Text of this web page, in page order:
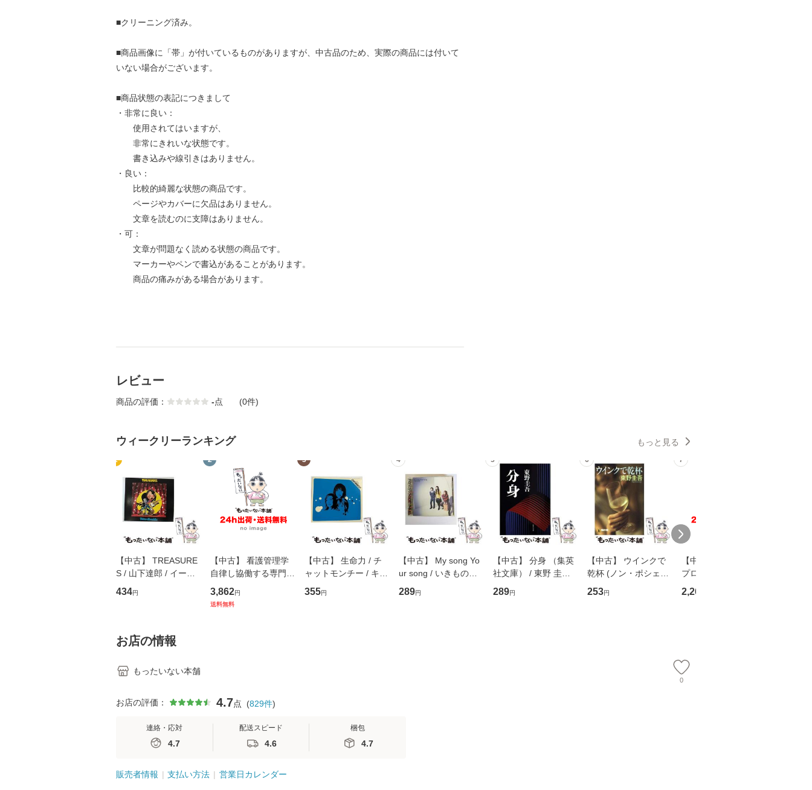
■クリーニング済み。
■商品画像に「帯」が付いているものがありますが、中古品のため、実際の商品には付いて
いない場合がございます。
■商品状態の表記につきまして
・非常に良い：
使用されてはいますが、
非常にきれいな状態です。
書き込みや線引きはありません。
・良い：
比較的綺麗な状態の商品です。
ページやカバーに欠品はありません。
文章を読むのに支障はありません。
・可：
文章が問題なく読める状態の商品です。
マーカーやペンで書込があることがあります。
商品の痛みがある場合があります。
レビュー
商品の評価： -点 (0件)
ウィークリーランキング もっと見る
1
【中古】 TREASURE
S / 山下達郎 / イース
トウエスト・ジャパン
[CD]【メール便送料無
434円
2
【中古】 看護管理学
自律し協働する専門職
の看護マネジメントス
キル 改訂第3版 (看護
3,862円
送料無料
3
【中古】 生命力 / チ
ャットモンチー / キュ
ーンレコード [CD]
【メール便送料無料】
355円
4
【中古】 My song Yo
ur song / いきものが
かり / [CD]【メール便
送料無料】
289円
5
【中古】 分身 （集英
社文庫） / 東野 圭吾 /
集英社 [文庫]【メール
便送料無料】
289円
6
【中古】 ウインクで
乾杯 (ノン・ポシェッ
ト) / 東野圭吾 / 祥伝
社 [文庫]【メール便送
253円
7
【中古】 野ブタ。を
プロデュース [DVD-B
OX] / バップ [DVD]
【メール便送料無料】
2,266
お店の情報
もったいない本舗
0
お店の評価： 4.7点 (829件)
連絡・応対
4.7
配送スピード
4.6
梱包
4.7
販売者情報 支払い方法 営業日カレンダー